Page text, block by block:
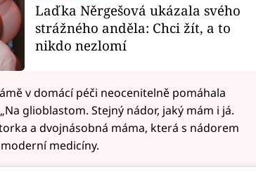
Laďka Něrgešová ukázala svého
strážného anděla: Chci žít, a to
nikdo nezlomí
v domácí péči neocenitelně pomáhala
glioblastom. Stejný nádor, jaký mám i já.
a dvojnásobná máma, která s nádorem
medicíny.